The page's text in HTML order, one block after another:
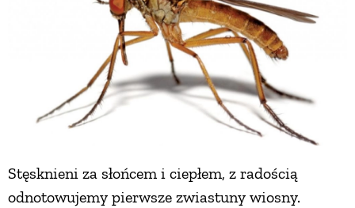
Stęsknieni za słońcem i ciepłem, z radością
odnotowujemy pierwsze zwiastuny wiosny.